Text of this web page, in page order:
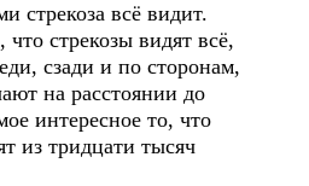
стрекоза всё видит.
стрекозы видят всё,
сзади и по сторонам,
на расстоянии до
интересное то, что
из тридцати тысяч